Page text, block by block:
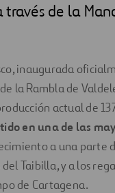
de la
inaugurada
la Rambla de
actual de
en una de las
a una parte
Taibilla, y a los
de Cartagena.